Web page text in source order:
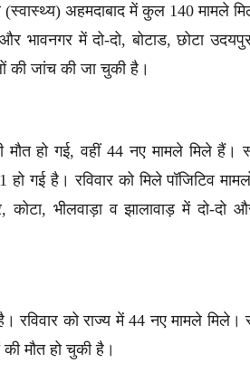
अहमदाबाद में कुल 140 मामले
भावनगर में दो-दो, बोटाड, छोटा
की जांच की जा चुकी है।
हो गई, वहीं 44 नए मामले मिले हैं।
गई है। रविवार को मिले पॉजिटिव
भीलवाड़ा व झालावाड़ में दो-दो
को राज्य में 44 नए मामले मिले।
मौत हो चुकी है।